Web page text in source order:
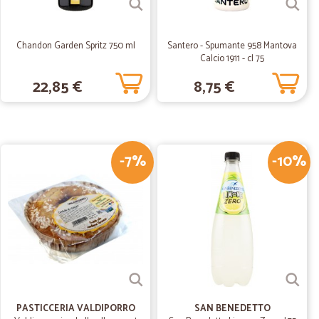
02/09/2019
l’esperienza
07/07/2019
13/07/2019
Chandon Garden Spritz 750 ml
22,85 €
Santero - Spumante 958 Mantova
Calcio 1911 - cl 75
8,75 €
-7%
PASTICCERIA VALDIPORRO
-10%
SAN BENEDETTO